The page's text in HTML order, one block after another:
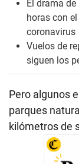
El drama
horas con
coronavirus
Vuelos de
siguen los
Pero algunos
parques
kilómetros de